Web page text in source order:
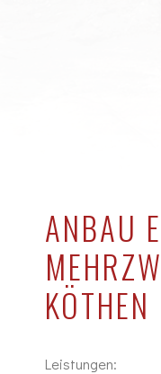
ANBAU
KÖTHEN
Leistungen: